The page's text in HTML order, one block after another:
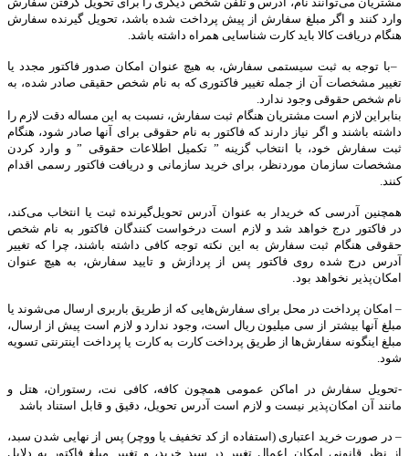
وارد کنند و اگر مبلغ سفارش از پیش پرداخت شده باشد، تحویل گیرنده سفارش
هنگام دریافت کالا باید کارت شناسایی همراه داشته باشد.
–با توجه به ثبت سیستمی سفارش، به هیچ عنوان امکان صدور فاکتور مجدد یا
تغییر مشخصات آن از جمله تغییر فاکتوری که به نام شخص حقیقی صادر شده، به
نام شخص حقوقی وجود ندارد.
بنابراین لازم است مشتریان هنگام ثبت سفارش، نسبت به این مساله دقت لازم را
داشته باشند و اگر نیاز دارند که فاکتور به نام حقوقی برای آنها صادر شود، هنگام
ثبت سفارش خود، با انتخاب گزینه ” تکمیل اطلاعات حقوقی ” و وارد کردن
مشخصات سازمان موردنظر، برای خرید سازمانی و دریافت فاکتور رسمی اقدام
کنند.
همچنین آدرسی که خریدار به عنوان آدرس تحویل‌گیرنده ثبت یا انتخاب می‌کند،
در فاکتور درج خواهد شد و لازم است درخواست کنندگان فاکتور به نام شخص
حقوقی هنگام ثبت سفارش به این نکته توجه کافی داشته باشند، چرا که تغییر
آدرس درج شده روی فاکتور پس از پردازش و تایید سفارش، به هیچ عنوان
امکان‌پذیر نخواهد بود.
– امکان پرداخت در محل برای سفارش‌هایی که از طریق باربری ارسال می‌شوند یا
مبلغ آنها بیشتر از سی میلیون ریال است، وجود ندارد و لازم است پیش از ارسال،
مبلغ اینگونه سفارش‌ها از طریق پرداخت کارت به کارت یا پرداخت اینترنتی تسویه
شود.
-تحویل سفارش در اماکن عمومی همچون کافه، کافی نت، رستوران، هتل و
مانند آن امکان‌پذیر نیست و لازم است آدرس تحویل، دقیق و قابل استناد باشد
– در صورت خرید اعتباری (استفاده از کد تخفیف یا ووچر) پس از نهایی شدن سبد،
از نظر قانونی امکان اعمال تغییر در سبد خرید، و تغییر مبلغ فاکتور به دلایل